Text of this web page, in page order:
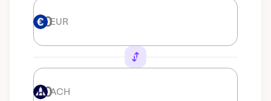
EUR EUR
ACH ACH